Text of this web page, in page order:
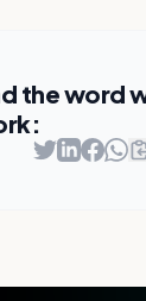
the word